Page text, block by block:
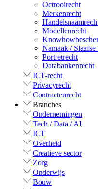
Octrooirecht
Merkenrecht
Modellenrecht
Namaak / Slaafse
Portretrecht
Databankenrecht
ICT-recht
Privacyrecht
Contractenrecht
Branches
Ondernemingen
Tech / Data / AI
ICT
Overheid
Creatieve sector
Zorg
Onderwijs
Bouw